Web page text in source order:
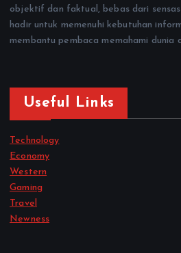
objektif dan faktual, bebas dari
hadir untuk memenuhi kebutuhan
membantu pembaca memahami dunia
Useful Links
Technology
Economy
Western
Gaming
Travel
Newness